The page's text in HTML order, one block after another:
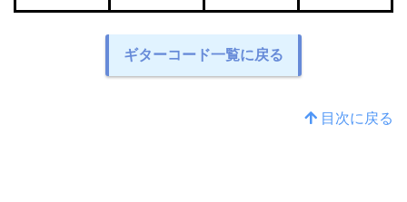
ギターコード一覧に戻る
目次に戻る